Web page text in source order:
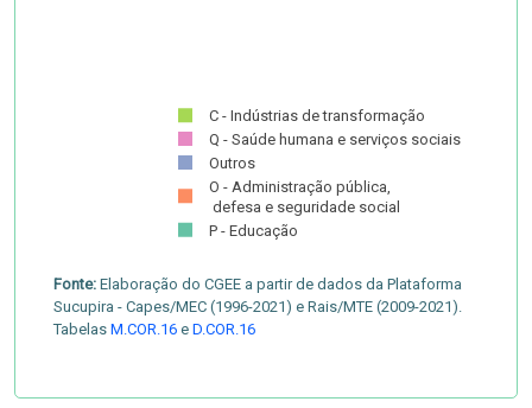
C - Indústrias de transformação
Q - Saúde humana e serviços sociais
Outros
O - Administração pública,
defesa e seguridade social
P - Educação
Fonte: Elaboração do CGEE a partir de dados da Plataforma
Sucupira - Capes/MEC (1996-2021) e Rais/MTE (2009-2021).
Tabelas M.COR.16 e D.COR.16